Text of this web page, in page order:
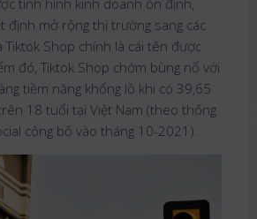
tình hình kinh doanh ổn định,
định mở rộng thị trường sang các
Tiktok Shop chính là cái tên được
đó, Tiktok Shop chớm bùng nổ với
tiềm năng khổng lồ khi có 39,65
18 tuổi tại Việt Nam (theo thống
công bố vào tháng 10-2021).